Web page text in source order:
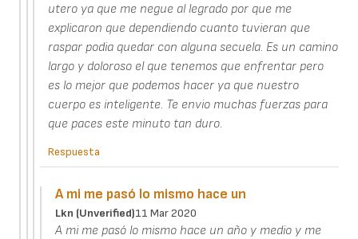
utero ya que me negue al legrado por que me
explicaron que dependiendo cuanto tuvieran que
raspar podia quedar con alguna secuela. Es un camino
largo y doloroso el que tenemos que enfrentar pero
es lo mejor que podemos hacer ya que nuestro
cuerpo es inteligente. Te envio muchas fuerzas para
que paces este minuto tan duro.
Respuesta
A mi me pasó lo mismo hace un
Lkn (unverified)11 Mar 2020
A mi me pasó lo mismo hace un año y medio y me